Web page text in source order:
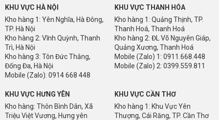
KHU VỰC HÀ NỘI
Kho hàng 1: Yên Nghĩa, Hà Đông,
TP. Hà Nội
Kho hàng 2: Vĩnh Quỳnh, Thanh
Trì, Hà Nội
Kho hàng 3: Tôn Đức Thắng,
Đống Đa, Hà Nội
Mobile (Zalo): 0914 668 448
KHU VỰC THANH HÓA
Kho hàng 1: Quảng Thịnh, TP.
Thanh Hoá, Thanh Hoá
Kho hàng 2: ĐL Võ Nguyên Giáp,
Quảng Xương, Thanh Hoá
Mobile (Zalo) 1: 0911.668.448
Mobile (Zalo) 2: 0399.559.811
KHU VỰC HƯNG YÊN
Kho hàng: Thôn Bình Dân, Xã
Triệu Việt Vương, Hưng yên
KHU VỰC CẦN THƠ
Kho hàng 1: Khu Vực Yên
Thượng, Cái Răng, TP. Cần Thơ